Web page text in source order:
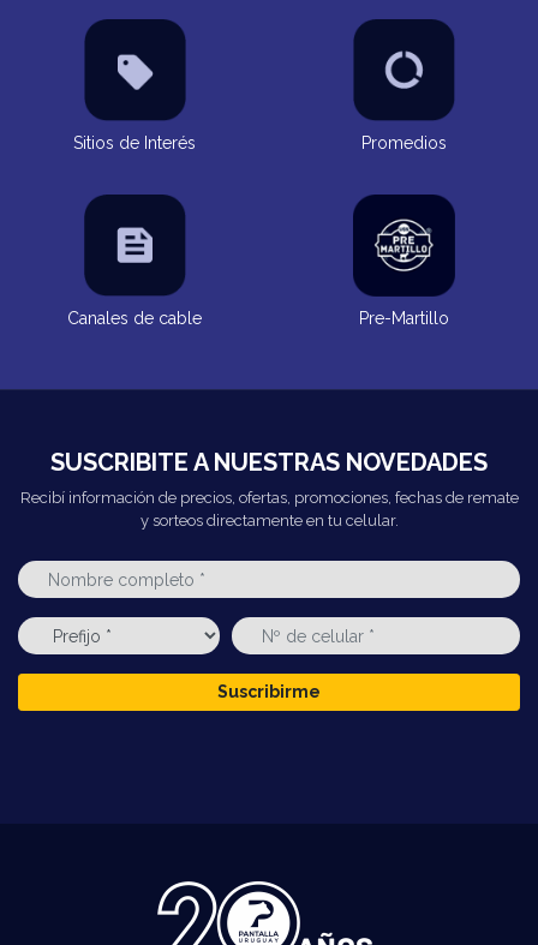
Sitios de Interés Promedios
Canales de cable Pre-Martillo
SUSCRIBITE A NUESTRAS NOVEDADES
Recibí información de precios, ofertas, promociones, fechas de remate
y sorteos directamente en tu celular.
Suscribirme